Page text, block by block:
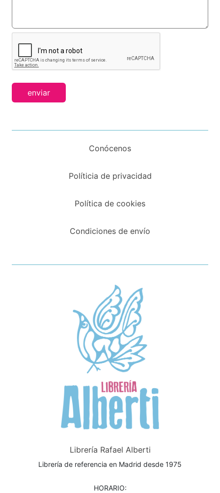
enviar
Conócenos
Políticia de privacidad
Política de cookies
Condiciones de envío
Librería Rafael Alberti
Librería de referencia en Madrid desde 1975
HORARIO: